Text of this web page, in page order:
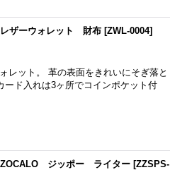
ザーウォレット 財布 [ZWL-0004]
レット。 革の表面をきれいにそぎ落と
ド入れは3ヶ所でコインポケット付
ジッポー ライター [ZZSPS-